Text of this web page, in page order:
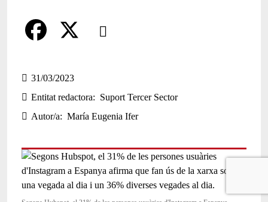
Comparteix
a
c
e
o
o
31/03/2023
Entitat redactora
Suport Tercer Sector
Autor/a
María Eugenia Ifer